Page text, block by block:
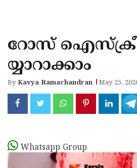
KANNUR
KASARAGOD
റോസ്
യ്യാറാക്കാം
ByKavya Ramachandran May 25,
Whatsapp Group